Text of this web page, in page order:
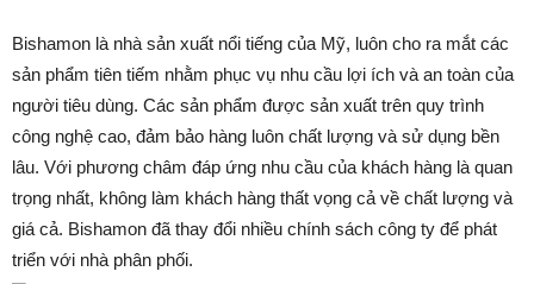
Bishamon là nhà sản xuất nổi tiếng của Mỹ, luôn cho ra mắt các
sản phẩm tiên tiếm nhằm phục vụ nhu cầu lợi ích và an toàn của
người tiêu dùng. Các sản phẩm được sản xuất trên quy trình
công nghệ cao, đảm bảo hàng luôn chất lượng và sử dụng bền
lâu. Với phương châm đáp ứng nhu cầu của khách hàng là quan
trọng nhất, không làm khách hàng thất vọng cả về chất lượng và
giá cả. Bishamon đã thay đổi nhiều chính sách công ty để phát
triển với nhà phân phối.